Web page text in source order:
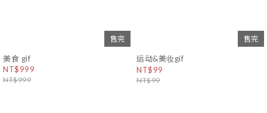
售完
美食 gif
NT$999
NT$999
售完
运动&美妆gif
NT$99
NT$99